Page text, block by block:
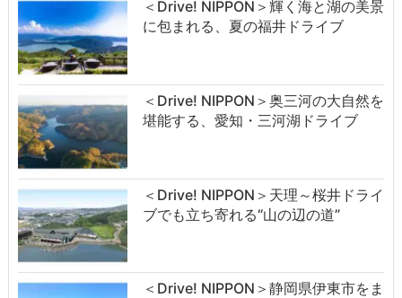
＜Drive! NIPPON＞輝く海と湖の美景
に包まれる、夏の福井ドライブ
＜Drive! NIPPON＞奥三河の大自然を
堪能する、愛知・三河湖ドライブ
＜Drive! NIPPON＞天理～桜井ドライ
ブでも立ち寄れる“山の辺の道”
＜Drive! NIPPON＞静岡県伊東市をま